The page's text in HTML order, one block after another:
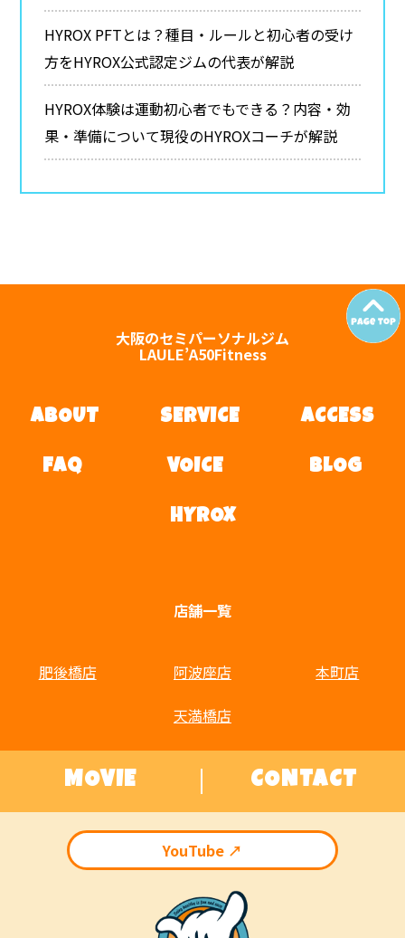
HYROX PFTとは？種目・ルールと初心者の受け
方をHYROX公式認定ジムの代表が解説
HYROX体験は運動初心者でもできる？内容・効
果・準備について現役のHYROXコーチが解説
大阪のセミパーソナルジム
LAULE’A50Fitness
ABOUT SERVICE ACCESS
FAQ VOICE BLOG
HYROX
店舗一覧
肥後橋店 阿波座店
本町店
天満橋店
MOVIE CONTACT
YouTube ↗︎